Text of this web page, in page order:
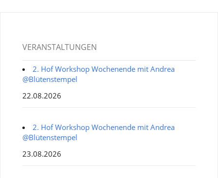
VERANSTALTUNGEN
2. Hof Workshop Wochenende mit Andrea
@Blütenstempel
22.08.2026
2. Hof Workshop Wochenende mit Andrea
@Blütenstempel
23.08.2026